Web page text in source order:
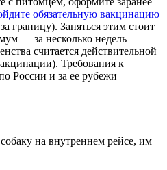
обязательную вакцинацию
границу). Заняться этим стоит
— за несколько недель
считается действительной
Требования к
России и за ее рубежи
на внутреннем рейсе, им